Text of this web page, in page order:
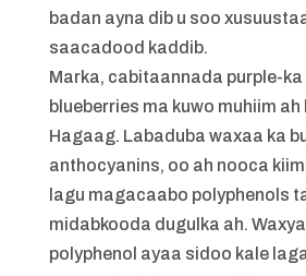
badan ayna dib u soo
saacadood kaddib.
Marka, cabitaannada purple-ka
blueberries ma kuwo muhiim ah
Hagaag. Labaduba waxaa ka
anthocyanins, oo ah nooca
lagu magacaabo polyphenols
midabkooda dugulka ah.
polyphenol ayaa sidoo kale